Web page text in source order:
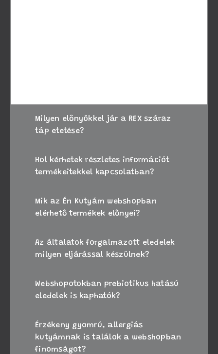
Milyen előnyökkel jár a REX száraz
táp etetése?
Hol kérhetek részletes információt
termékeitekkel kapcsolatban?
Mik az Én Kutyám webshopban
elérhető termékek előnyei?
Az általatok forgalmazott eledelek
milyen eljárással készülnek?
Webshopotokban prebiotikus hatású
eledelek is kaphatók?
Érzékeny gyomrú, allergiás
kutyámnak is találok a webshopban
finomságot?